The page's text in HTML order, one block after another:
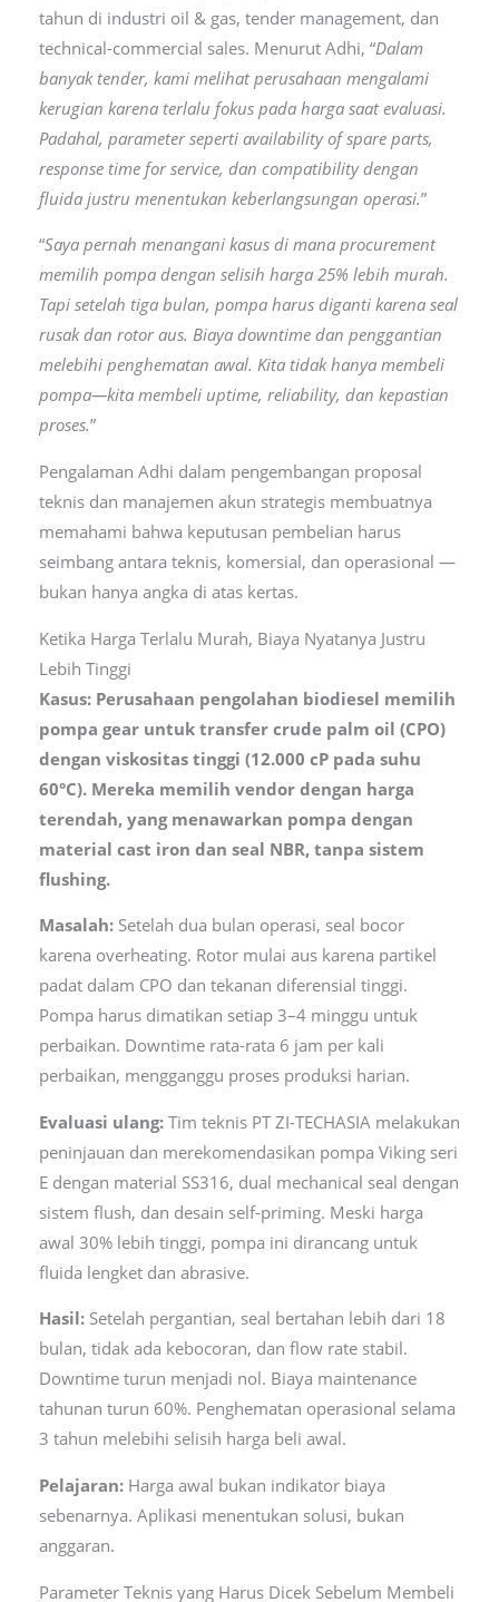
tahun di industri oil & gas, tender management, dan
technical-commercial sales. Menurut Adhi, “Dalam
banyak tender, kami melihat perusahaan mengalami
kerugian karena terlalu fokus pada harga saat evaluasi.
Padahal, parameter seperti availability of spare parts,
response time for service, dan compatibility dengan
fluida justru menentukan keberlangsungan operasi.”
“Saya pernah menangani kasus di mana procurement
memilih pompa dengan selisih harga 25% lebih murah.
Tapi setelah tiga bulan, pompa harus diganti karena seal
rusak dan rotor aus. Biaya downtime dan penggantian
melebihi penghematan awal. Kita tidak hanya membeli
pompa—kita membeli uptime, reliability, dan kepastian
proses.”
Pengalaman Adhi dalam pengembangan proposal
teknis dan manajemen akun strategis membuatnya
memahami bahwa keputusan pembelian harus
seimbang antara teknis, komersial, dan operasional —
bukan hanya angka di atas kertas.
Ketika Harga Terlalu Murah, Biaya Nyatanya Justru
Lebih Tinggi
Kasus: Perusahaan pengolahan biodiesel memilih
pompa gear untuk transfer crude palm oil (CPO)
dengan viskositas tinggi (12.000 cP pada suhu
60°C). Mereka memilih vendor dengan harga
terendah, yang menawarkan pompa dengan
material cast iron dan seal NBR, tanpa sistem
flushing.
Masalah:Setelah dua bulan operasi, seal bocor
karena overheating. Rotor mulai aus karena partikel
padat dalam CPO dan tekanan diferensial tinggi.
Pompa harus dimatikan setiap 3–4 minggu untuk
perbaikan. Downtime rata-rata 6 jam per kali
perbaikan, mengganggu proses produksi harian.
Evaluasi ulang:Tim teknis PT ZI-TECHASIA melakukan
peninjauan dan merekomendasikan pompa Viking seri
E dengan material SS316, dual mechanical seal dengan
sistem flush, dan desain self-priming. Meski harga
awal 30% lebih tinggi, pompa ini dirancang untuk
fluida lengket dan abrasive.
Hasil:Setelah pergantian, seal bertahan lebih dari 18
bulan, tidak ada kebocoran, dan flow rate stabil.
Downtime turun menjadi nol. Biaya maintenance
tahunan turun 60%. Penghematan operasional selama
3 tahun melebihi selisih harga beli awal.
Pelajaran:Harga awal bukan indikator biaya
sebenarnya. Aplikasi menentukan solusi, bukan
anggaran.
Parameter Teknis yang Harus Dicek Sebelum Membeli